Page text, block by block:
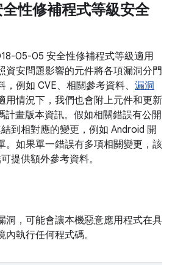
性修補程式等級安全
05-05 安全性修補程式等級適用
資安問題影響的元件將各項漏洞分門
例如 CVE、相關參考資料、 漏洞
用情況下，我們也會附上元件和更新
計畫版本資訊。假如相關錯誤有公開
到相對應的變更，例如 Android 開
。如果單一錯誤有多項相關變更，該
提供額外參考資料。
洞，可能會讓本機惡意應用程式在具
執行任何程式碼。